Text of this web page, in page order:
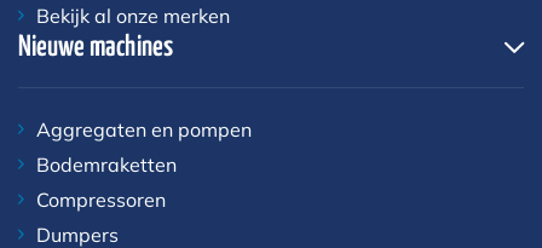
Bekijk al onze merken
Nieuwe machines
Aggregaten en pompen
Bodemraketten
Compressoren
Dumpers